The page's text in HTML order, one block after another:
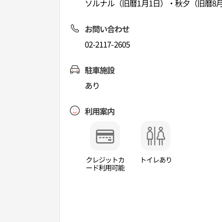
ソルナル（旧暦1月1日）・秋夕（旧暦8
お問い合わせ
02-2117-2605
駐車施設
あり
利用案内
クレジットカ
ード利用可能
トイレあり